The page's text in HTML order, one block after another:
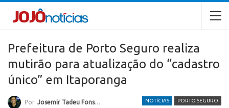
Prefeitura de Porto Seguro realiza
mutirão para atualização do “cadastro
único” em Itaporanga
NOTÍCIAS PORTO SEGURO
Por Josemir Tadeu Fonseca